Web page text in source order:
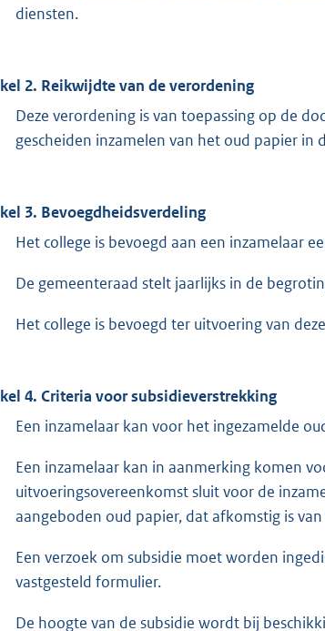
diensten.
2. Reikwijdte van de verordening
Deze verordening is van toepassing op de
gescheiden inzamelen van het oud papier in
3. Bevoegdheidsverdeling
Het college is bevoegd aan een inzamelaar
De gemeenteraad stelt jaarlijks in de
Het college is bevoegd ter uitvoering van
4. Criteria voor subsidieverstrekking
Een inzamelaar kan voor het ingezamelde
Een inzamelaar kan in aanmerking komen
uitvoeringsovereenkomst sluit voor de
aangeboden oud papier, dat afkomstig is
Een verzoek om subsidie moet worden
vastgesteld formulier.
De hoogte van de subsidie wordt bij